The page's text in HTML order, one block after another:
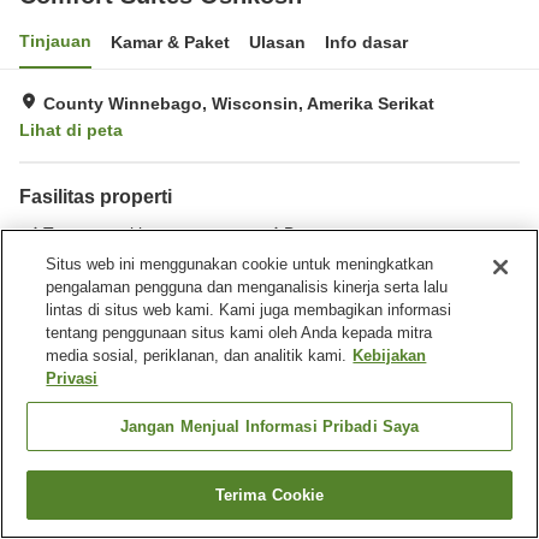
Tinjauan Kamar & Paket Ulasan Info dasar
County Winnebago, Wisconsin, Amerika Serikat
Lihat di peta
Fasilitas properti
Tempat parkir
Bar
Benar-benar bebas rokok
Laundry
Beranda Amerika Serikat Wisconsin
County Winnebago
Comfort Suites Oshkosh
Cari kamar
Situs web ini menggunakan cookie untuk meningkatkan
pengalaman pengguna dan menganalisis kinerja serta lalu
lintas di situs web kami. Kami juga membagikan informasi
tentang penggunaan situs kami oleh Anda kepada mitra
media sosial, periklanan, dan analitik kami. Kebijakan
Privasi
Jangan Menjual Informasi Pribadi Saya
Terima Cookie